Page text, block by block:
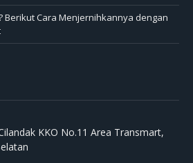
Berikut Cara Menjernihkannya dengan
KKO No.11 Area Transmart,